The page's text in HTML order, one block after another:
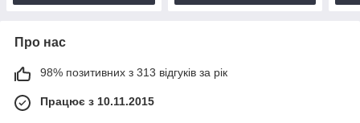
Про нас
98% позитивних з 313 відгуків за рік
Працює з 10.11.2015